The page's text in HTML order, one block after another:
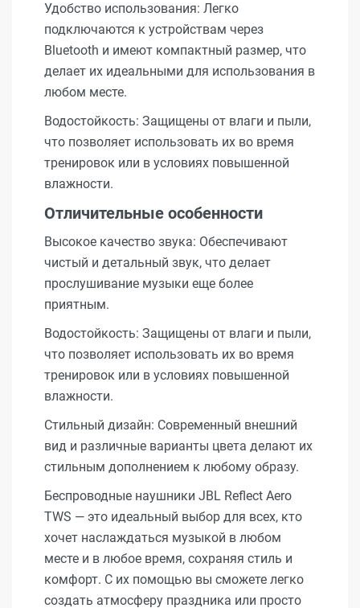
Удобство использования: Легко
подключаются к устройствам через
Bluetooth и имеют компактный размер, что
делает их идеальными для использования в
любом месте.
Водостойкость: Защищены от влаги и пыли,
что позволяет использовать их во время
тренировок или в условиях повышенной
влажности.
Отличительные особенности
Высокое качество звука: Обеспечивают
чистый и детальный звук, что делает
прослушивание музыки еще более
приятным.
Водостойкость: Защищены от влаги и пыли,
что позволяет использовать их во время
тренировок или в условиях повышенной
влажности.
Стильный дизайн: Современный внешний
вид и различные варианты цвета делают их
стильным дополнением к любому образу.
Беспроводные наушники JBL Reflect Aero
TWS — это идеальный выбор для всех, кто
хочет наслаждаться музыкой в любом
месте и в любое время, сохраняя стиль и
комфорт. С их помощью вы сможете легко
создать атмосферу праздника или просто